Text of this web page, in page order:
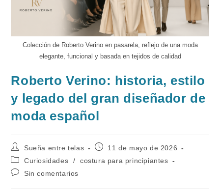
Colección de Roberto Verino en pasarela, reflejo de una moda
elegante, funcional y basada en tejidos de calidad
Roberto Verino: historia, estilo
y legado del gran diseñador de
moda español
Autor
de
la
entrada:
Sueña entre telas
Publicación
la
11 de mayo de 2026
Categoría
de
la
Curiosidades /
costura para principiantes
Comentarios
Sin comentarios